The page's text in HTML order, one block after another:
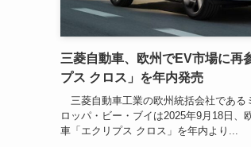
三菱自動車、欧州でEV市場に再
プス クロス」を年内発売
三菱自動車工業の欧州統括会社である
ロッパ・ビー・ブイは2025年9月18日、
車「エクリプス クロス」を年内より...